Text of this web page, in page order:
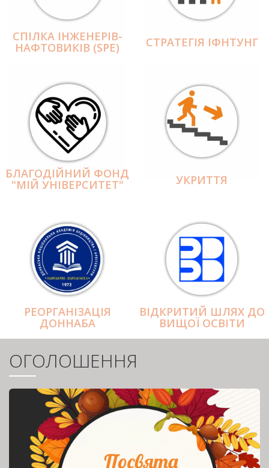
СПІЛКА ІНЖЕНЕРІВ-
НАФТОВИКІВ (SPE) СТРАТЕГІЯ ІФНТУНГ
БЛАГОДІЙНИЙ ФОНД
"МІЙ УНІВЕРСИТЕТ" УКРИТТЯ
РЕОРГАНІЗАЦІЯ
ДОННАБА
ВІДКРИТИЙ ШЛЯХ ДО
ВИЩОЇ ОСВІТИ
ОГОЛОШЕННЯ